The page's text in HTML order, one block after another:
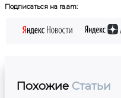
Подписаться на ra.am:
Похожие Статьи